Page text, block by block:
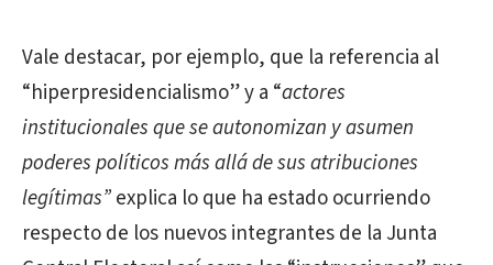
Vale destacar, por ejemplo, que la referencia al
“hiperpresidencialismo” y a “actores
institucionales que se autonomizan y asumen
poderes políticos más allá de sus atribuciones
legítimas”explica lo que ha estado ocurriendo
respecto de los nuevos integrantes de la Junta